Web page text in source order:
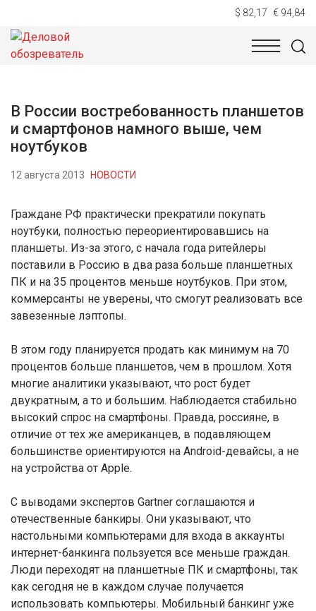
$ 82,17 € 94,84
НОВОСТИ
В России востребованность планшетов
и смартфонов намного выше, чем
ноутбуков
12 августа 2013 НОВОСТИ
Граждане РФ практически прекратили покупать
ноутбуки, полностью переориентировавшись на
планшеты. Из-за этого, с начала года ритейлеры
поставили в Россию в два раза больше планшетных
ПК и на 35 процентов меньше ноутбуков. При этом,
коммерсанты не уверены, что смогут реализовать все
завезенные лэптопы.
В этом году планируется продать как минимум на 70
процентов больше планшетов, чем в прошлом. Хотя
многие аналитики указывают, что рост будет
двукратным, а то и большим. Наблюдается стабильно
высокий спрос на смартфоны. Правда, россияне, в
отличие от тех же американцев, в подавляющем
большинстве ориентируются на Android-девайсы, а не
на устройства от Apple.
С выводами экспертов Gartner соглашаются и
отечественные банкиры. Они указывают, что
настольными компьютерами для входа в аккаунты
интернет-банкинга пользуется все меньше граждан.
Люди переходят на планшетные ПК и смартфоны, так
как сегодня не в каждом случае получается
использовать компьютеры. Мобильный банкинг уже